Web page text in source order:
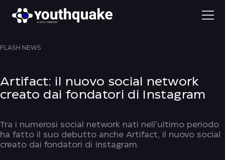
FLASH NEWS
Artifact: il nuovo social network
creato dai fondatori di Instagram
Tra i numerosi social network nati nell’ultimo periodo
ha fatto il suo debutto anche Artifact, il nuovo social
creato dai fondatori di Instagram.